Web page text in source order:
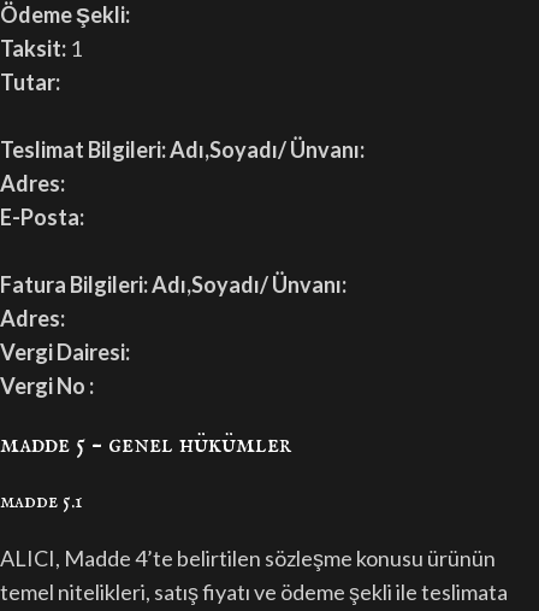
Ödeme Şekli:
Taksit: 1
Tutar:
Teslimat Bilgileri:Adı,Soyadı/ Ünvanı:
Adres:
E-Posta:
Fatura Bilgileri:Adı,Soyadı/ Ünvanı:
Adres:
Vergi Dairesi:
Vergi No :
madde 5 – genel hükümler
madde 5.1
ALICI, Madde 4’te belirtilen sözleşme konusu ürünün
temel nitelikleri, satış fiyatı ve ödeme şekli ile teslimata